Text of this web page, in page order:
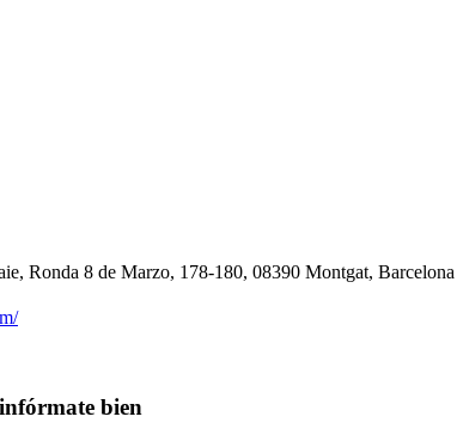
Ronda 8 de Marzo, 178-180, 08390 Montgat, Barcelona
bien